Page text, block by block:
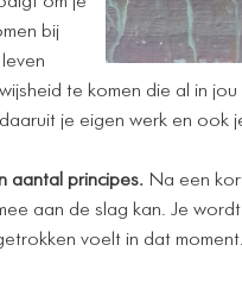
bij
te komen die al in
je eigen werk en ook
aantal principes. Na een
aan de slag kan. Je
voelt in dat moment.